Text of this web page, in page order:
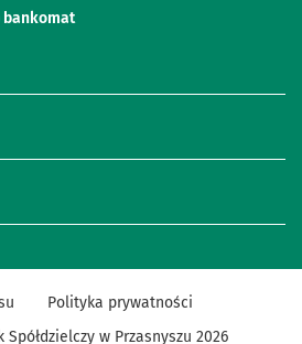
bankomat
Polityka prywatności
w Przasnyszu 2026